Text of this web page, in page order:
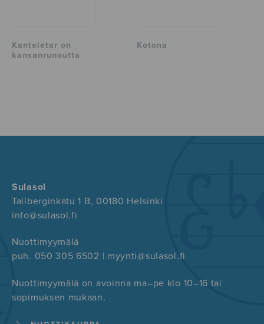
Kanteletar on
kansanrunoutta
Kotona
Sulasol
Tallberginkatu 1 B, 00180 Helsinki
info@sulasol.fi
Nuottimyymälä
puh. 050 305 6502 | myynti@sulasol.fi
Nuottimyymälä on avoinna ma–pe klo 10–16 tai
sopimuksen mukaan.